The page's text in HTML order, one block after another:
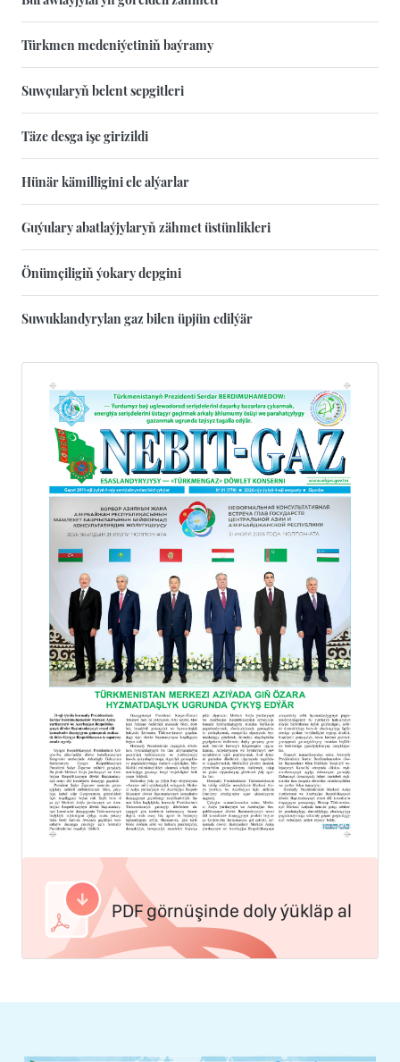
Türkmen medeniýetiniň baýramy
Suwçularyň belent sepgitleri
Täze desga işe girizildi
Hünär kämilligini ele alýarlar
Guýulary abatlaýjylaryň zähmet üstünlikleri
Önümçiligiň ýokary depgini
Suwuklandyrylan gaz bilen üpjün edilýär
PDF görnüşinde doly ýükläp al